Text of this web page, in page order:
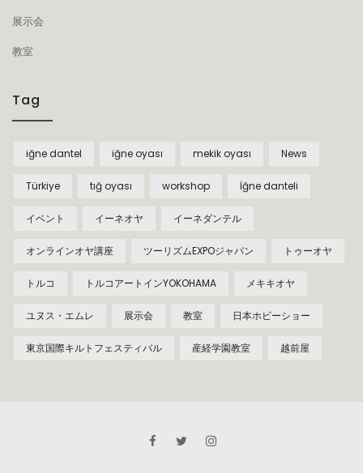
展示会
教室
Tag
iğne dantel iğne oyası mekik oyası News
Türkiye tığ oyası workshop İğne danteli
イベント イーネオヤ イーネダンテル
オンラインオヤ講座 ツーリズムEXPOジャパン トゥーオヤ
トルコ トルコアートインYOKOHAMA メキキオヤ
ユヌス・エムレ 展示会 教室 日本ホビーショー
東京国際キルトフェスティバル 産経学園教室 越前屋